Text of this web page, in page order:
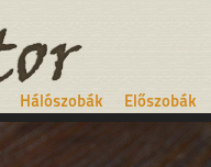
Hálószobák Előszobák